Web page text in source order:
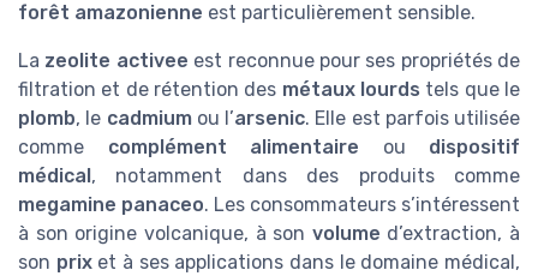
forêt amazonienne est particulièrement sensible.
La zeolite activee est reconnue pour ses propriétés de
filtration et de rétention des métaux lourds tels que le
plomb, le cadmiumou l’arsenic. Elle est parfois utilisée
comme complément alimentaire ou dispositif
médical, notamment dans des produits comme
megamine panaceo. Les consommateurs s’intéressent
à son origine volcanique, à son volume d’extraction, à
son prixet à ses applications dans le domaine médical,